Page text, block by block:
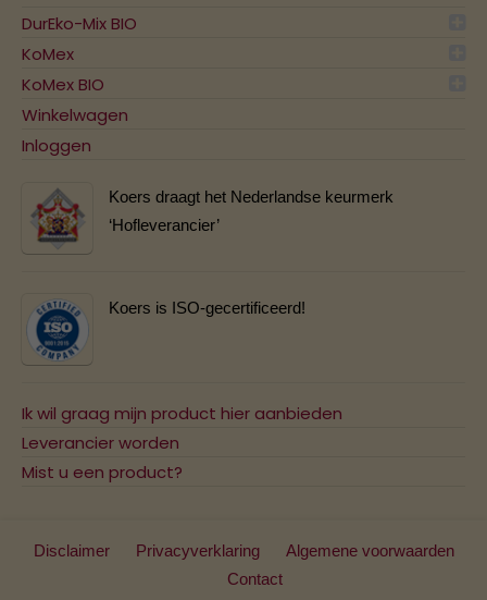
DurEko-Mix BIO
KoMex
KoMex BIO
Winkelwagen
Inloggen
Koers draagt het Nederlandse keurmerk
‘Hofleverancier’
Koers is ISO-gecertificeerd!
Ik wil graag mijn product hier aanbieden
Leverancier worden
Mist u een product?
Disclaimer Privacyverklaring
Algemene voorwaarden
Contact